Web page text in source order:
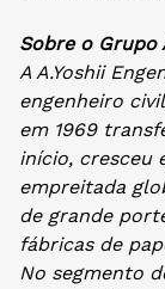
Sobre o Grupo
A A.Yoshii
engenheiro
em 1969
início, cresceu
empreitada
de grande
fábricas de
No segmento